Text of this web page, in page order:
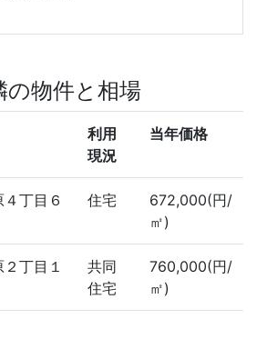
の物件と相場
利用
現況
当年価格
丁目６
住宅
672,000(円/
㎡)
丁目１
共同
住宅
760,000(円/
㎡)